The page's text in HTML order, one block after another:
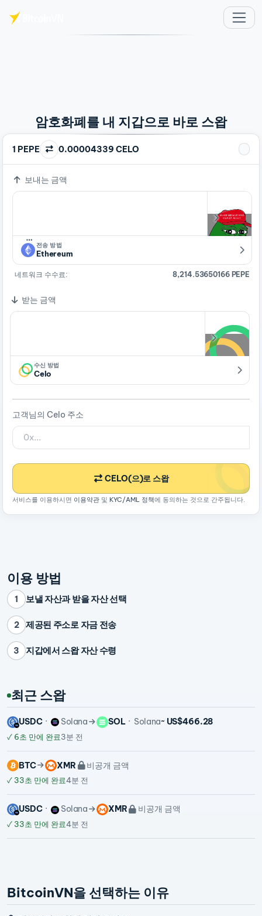
암호화폐를 내 지갑으로 바로 스왑
1 PEPE 0.00004339 CELO
보내는 금액
…
전송 방법
Ethereum
네트워크 수수료: 8,214.53650166 PEPE
받는 금액
수신 방법
Celo
고객님의 Celo 주소
CELO(으)로 스왑
서비스를 이용하시면 이용약관 및 KYC/AML 정책에 동의하는 것으로 간주됩니다.
이용 방법
1 보낼 자산과 받을 자산 선택
2 제공된 주소로 자금 전송
3 지갑에서 스왑 자산 수령
최근 스왑
USDC Solana SOL Solana~ US$466.28
✓ 6초 만에 완료3분 전
BTC XMR 비공개 금액
✓ 33초 만에 완료4분 전
USDC Solana XMR 비공개 금액
✓ 33초 만에 완료4분 전
BitcoinVN을 선택하는 이유